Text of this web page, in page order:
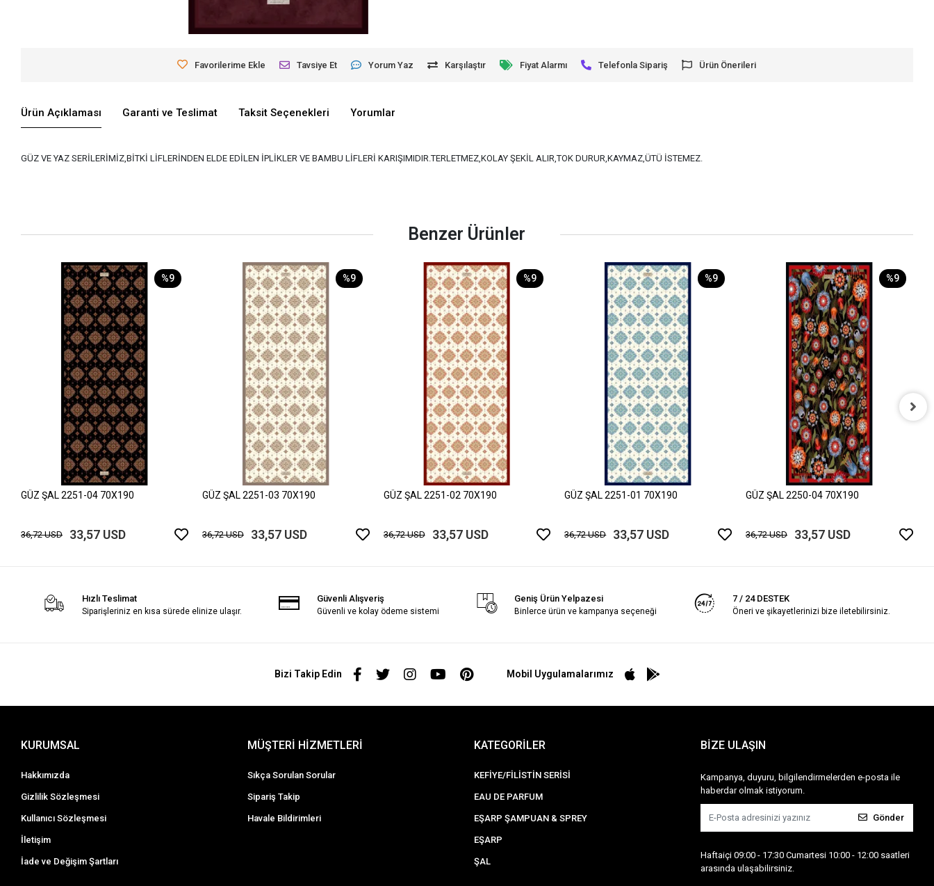
Favorilerime Ekle Tavsiye Et Yorum Yaz Karşılaştır Fiyat Alarmı Telefonla Sipariş Ürün Önerileri
Ürün Açıklaması Garanti ve Teslimat Taksit Seçenekleri Yorumlar
GÜZ VE YAZ SERİLERİMİZ,BİTKİ LİFLERİNDEN ELDE EDİLEN İPLİKLER VE BAMBU LİFLERİ KARIŞIMIDIR.TERLETMEZ,KOLAY ŞEKİL ALIR,TOK DURUR,KAYMAZ,ÜTÜ İSTEMEZ.
Benzer Ürünler
%9
GÜZ ŞAL 2251-04 70X190
36,72 USD 33,57 USD
%9
GÜZ ŞAL 2251-03 70X190
36,72 USD 33,57 USD
%9
GÜZ ŞAL 2251-02 70X190
36,72 USD 33,57 USD
%9
GÜZ ŞAL 2251-01 70X190
36,72 USD 33,57 USD
%9
GÜZ ŞAL 2250-04 70X190
36,72 USD 33,57 USD
Hızlı Teslimat
Siparişleriniz en kısa sürede elinize ulaşır.
Güvenli Alışveriş
Güvenli ve kolay ödeme sistemi
Geniş Ürün Yelpazesi
Binlerce ürün ve kampanya seçeneği
7 / 24 DESTEK
Öneri ve şikayetlerinizi bize iletebilirsiniz.
Bizi Takip Edin Mobil Uygulamalarımız
KURUMSAL
Hakkımızda
Gizlilik Sözleşmesi
Kullanıcı Sözleşmesi
İletişim
İade ve Değişim Şartları
MÜŞTERİ HİZMETLERİ
Sıkça Sorulan Sorular
Sipariş Takip
Havale Bildirimleri
KATEGORİLER
KEFİYE/FİLİSTİN SERİSİ
EAU DE PARFUM
EŞARP ŞAMPUAN & SPREY
EŞARP
ŞAL
BİZE ULAŞIN
Kampanya, duyuru, bilgilendirmelerden e-posta ile
haberdar olmak istiyorum.
Gönder
Haftaiçi 09:00 - 17:30 Cumartesi 10:00 - 12:00 saatleri
arasında ulaşabilirsiniz.